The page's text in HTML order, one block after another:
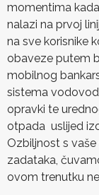
momentima
nalazi na prvoj
na sve korisnike
obaveze putem
mobilnog
sistema
opravki te
otpada uslijed
Ozbiljnost s
zadataka,
ovom trenutku